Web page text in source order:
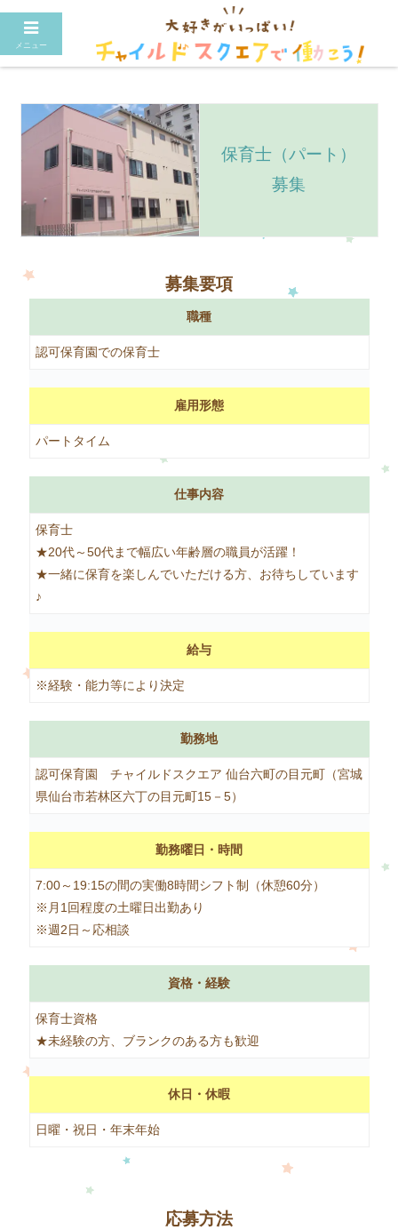
保育士（パート）
募集
募集要項
職種
認可保育園での保育士
雇用形態
パートタイム
仕事内容
保育士
★20代～50代まで幅広い年齢層の職員が活躍！
★一緒に保育を楽しんでいただける方、お待ちしています
♪
給与
※経験・能力等により決定
勤務地
認可保育園 チャイルドスクエア 仙台六町の目元町（宮城
県仙台市若林区六丁の目元町15－5）
勤務曜日・時間
7:00～19:15の間の実働8時間シフト制（休憩60分）
※月1回程度の土曜日出勤あり
※週2日～応相談
資格・経験
保育士資格
★未経験の方、ブランクのある方も歓迎
休日・休暇
日曜・祝日・年末年始
応募方法
メニュー